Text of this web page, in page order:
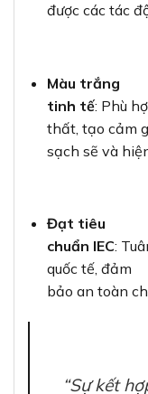
được các tác
Màu trắng
tinh tế: Phù
thất, tạo cảm
sạch sẽ và
Đạt tiêu
chuẩn IEC:
quốc tế, đảm
bảo an toàn
“Sự kết